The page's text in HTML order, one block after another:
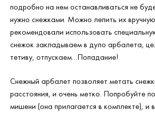
подробно на нем останавливаться не
нужно снежками. Можно лепить их
рекомендовали использовать
снежок закладываем в дуло арбалета,
тетиву, отпускаем…Попадание!
Снежный арбалет позволяет метать
расстояния, и очень метко. Попробуйте
мишени (она прилагается в комплекте), и